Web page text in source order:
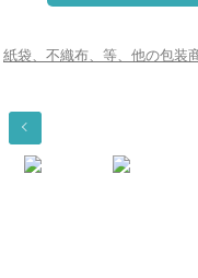
紙袋、不織布、等、他の包装